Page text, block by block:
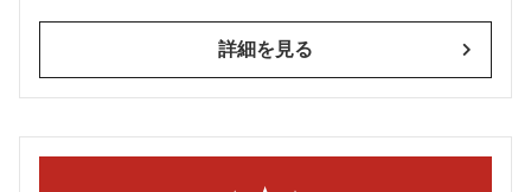
詳細を見る